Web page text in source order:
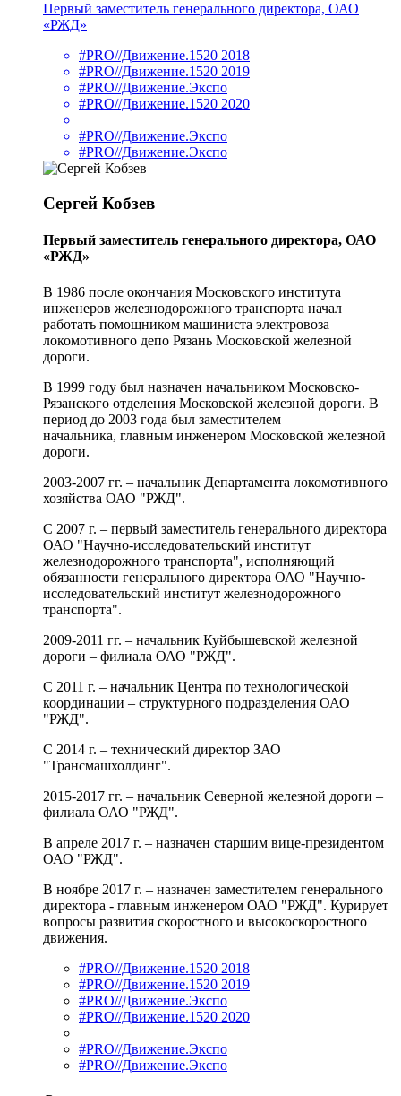
Первый заместитель генерального директора, ОАО
«РЖД»
#PRO//Движение.1520 2018
#PRO//Движение.1520 2019
#PRO//Движение.Экспо
#PRO//Движение.1520 2020
#PRO//Движение.Экспо
#PRO//Движение.Экспо
Сергей Кобзев
Первый заместитель генерального директора, ОАО
«РЖД»
В 1986 после окончания Московского института
инженеров железнодорожного транспорта начал
работать помощником машиниста электровоза
локомотивного депо Рязань Московской железной
дороги.
В 1999 году был назначен начальником Московско-
Рязанского отделения Московской железной дороги. В
период до 2003 года был заместителем
начальника, главным инженером Московской железной
дороги.
2003-2007 гг. – начальник Департамента локомотивного
хозяйства ОАО "РЖД".
C 2007 г. – первый заместитель генерального директора
ОАО "Научно-исследовательский институт
железнодорожного транспорта", исполняющий
обязанности генерального директора ОАО "Научно-
исследовательский институт железнодорожного
транспорта".
2009-2011 гг. – начальник Куйбышевской железной
дороги – филиала ОАО "РЖД".
С 2011 г. – начальник Центра по технологической
координации – структурного подразделения ОАО
"РЖД".
С 2014 г. – технический директор ЗАО
"Трансмашхолдинг".
2015-2017 гг. – начальник Северной железной дороги –
филиала ОАО "РЖД".
В апреле 2017 г. – назначен старшим вице-президентом
ОАО "РЖД".
В ноябре 2017 г. – назначен заместителем генерального
директора - главным инженером ОАО "РЖД". Курирует
вопросы развития скоростного и высокоскоростного
движения.
#PRO//Движение.1520 2018
#PRO//Движение.1520 2019
#PRO//Движение.Экспо
#PRO//Движение.1520 2020
#PRO//Движение.Экспо
#PRO//Движение.Экспо